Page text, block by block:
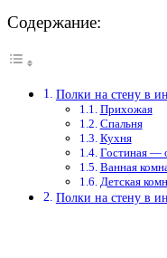
Содержание:
Полки на стену в
Прихожая
Спальня
Кухня
Гостиная —
Ванная
Детская
Полки на стену в